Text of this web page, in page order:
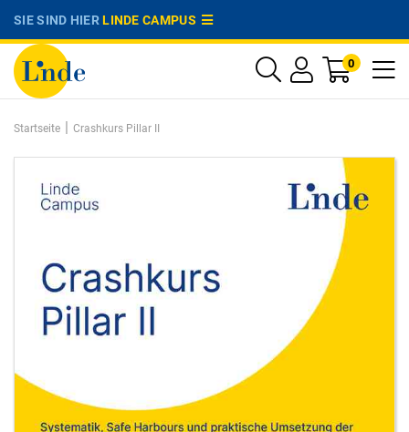
SIE SIND HIERLINDE CAMPUS
0
Startseite | Crashkurs Pillar II